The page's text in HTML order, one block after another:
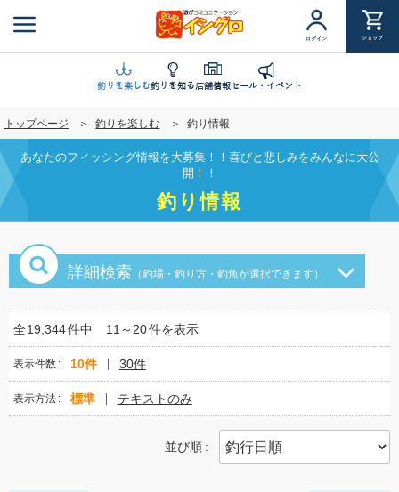
ン
に
移
動
ログイン ショップ
釣りを楽しむ釣りを知る店舗情報セール・イベント
トップページ 釣りを楽しむ 釣り情報
あなたのフィッシング情報を大募集！！喜びと悲しみをみんなに大公
開！！
釣り情報
詳細検索 （釣場・釣り方・釣魚が選択できます）
全19,344件中 11～20件を表示
表示件数 10件 30件
表示方法 標準 テキストのみ
並び順